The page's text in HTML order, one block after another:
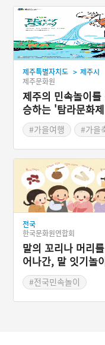
제주특별자치도 > 제주시
제주문화원
제주의 민속놀이를
승하는 '탐라문화
#가을여행
#가을
전국
한국문화원연합회
말의 꼬리나 머리
어나간, 말 잇기놀
#전국민속놀이